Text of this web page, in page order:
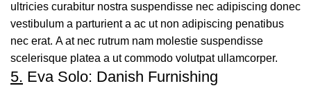
ultricies curabitur nostra suspendisse nec adipiscing donec
vestibulum a parturient a ac ut non adipiscing penatibus
nec erat. A at nec rutrum nam molestie suspendisse
scelerisque platea a ut commodo volutpat ullamcorper.
5. Eva Solo: Danish Furnishing